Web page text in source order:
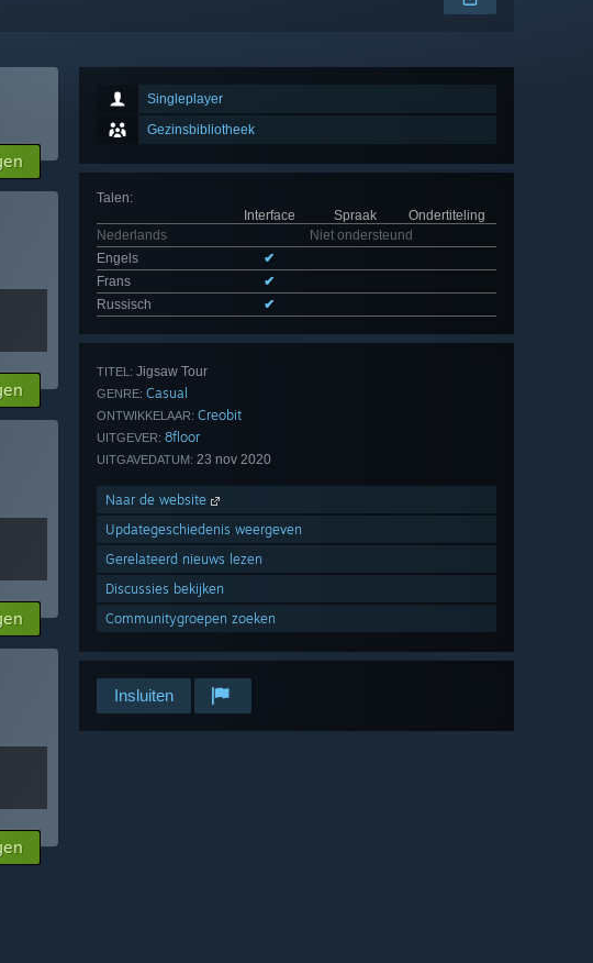
Singleplayer
Gezinsbibliotheek
Talen:
Interface
Spraak
Ondertiteling
Nederlands
Niet ondersteund
Engels
✔
Frans
✔
Russisch
✔
TITEL: Jigsaw Tour
GENRE: Casual
ONTWIKKELAAR: Creobit
UITGEVER: 8floor
UITGAVEDATUM: 23 nov 2020
Naar de website
Updategeschiedenis weergeven
Gerelateerd nieuws lezen
Discussies bekijken
Communitygroepen zoeken
Insluiten